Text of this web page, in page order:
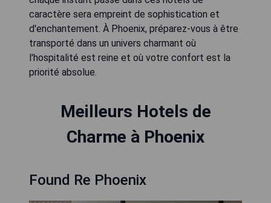
caractère sera empreint de sophistication et
d'enchantement. À Phoenix, préparez-vous à être
transporté dans un univers charmant où
l'hospitalité est reine et où votre confort est la
priorité absolue.
Meilleurs Hotels de
Charme à Phoenix
Found Re Phoenix